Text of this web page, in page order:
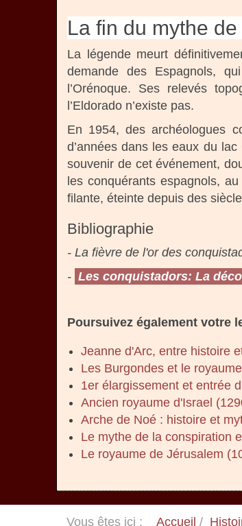
La fin du mythe de
La légende meurt
demande des Espagnols,
l’Orénoque. Ses relevés
l’Eldorado n’existe pas.
En 1954, des archéologues
d’années dans les eaux du
souvenir de cet événement,
les conquérants espagnols,
filante, éteinte depuis des
Bibliographie
- La fièvre de l'or des
- Les conquistadors: La
Poursuivez également votre
Jeanne d'Arc, entre histoire
Les Burgondes et le
1er élargissement et entrée
Ancien royaume d'Israel
Arche de Noé : histoire et
Le mythe de la conspiration
Le royaume de Jérusalem
Vous êtes ici : Accueil